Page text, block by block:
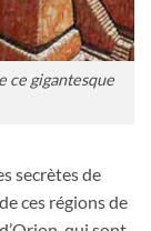
ce gigantesque
secrètes de
ces régions de